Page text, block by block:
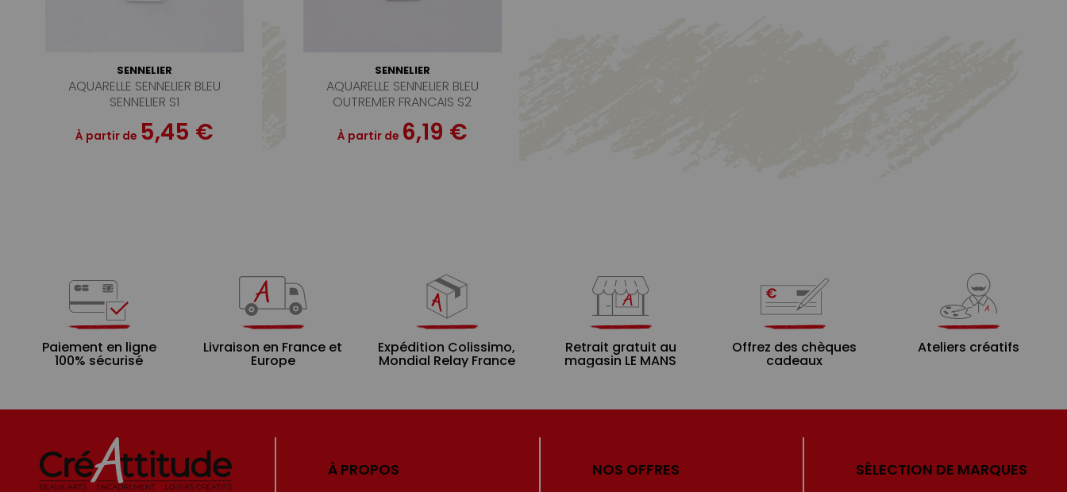
SENNELIER
AQUARELLE SENNELIER BLEU
SENNELIER S1
À partir de 5,45 €
SENNELIER
AQUARELLE SENNELIER BLEU
OUTREMER FRANCAIS S2
À partir de 6,19 €
Paiement en ligne
100% sécurisé
Livraison en France et
Europe
Expédition Colissimo,
Mondial Relay France
Retrait gratuit au
magasin LE MANS
Offrez des chèques
cadeaux
Ateliers créatifs
À PROPOS NOS OFFRES SÉLECTION DE MARQUES